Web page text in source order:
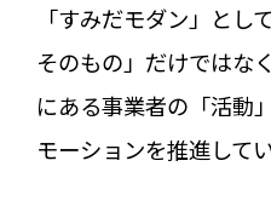
「すみだモダン」とし
そのもの」だけではな
にある事業者の「活動
モーションを推進してい